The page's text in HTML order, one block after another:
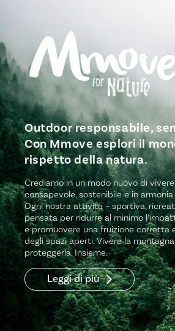
Outdoor responsabile,
Con Mmove esplori il
rispetto della natura.
Crediamo in un modo nuovo di
consapevole, sostenibile e in armonia
Ogni nostra attività – sportiva,
pensata per ridurre al minimo
e promuovere una fruizione corretta
degli spazi aperti. Vivere la
proteggerla. Insieme.
Leggi di più